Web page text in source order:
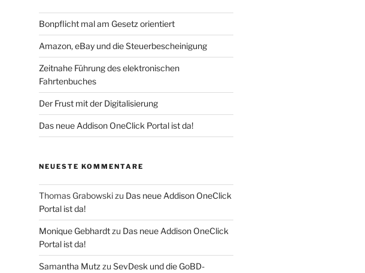
Bonpflicht mal am Gesetz orientiert
Amazon, eBay und die Steuerbescheinigung
Zeitnahe Führung des elektronischen
Fahrtenbuches
Der Frust mit der Digitalisierung
Das neue Addison OneClick Portal ist da!
NEUESTE KOMMENTARE
Thomas Grabowskizu Das neue Addison OneClick
Portal ist da!
Monique Gebhardtzu Das neue Addison OneClick
Portal ist da!
Samantha Mutz zu SevDesk und die GoBD-